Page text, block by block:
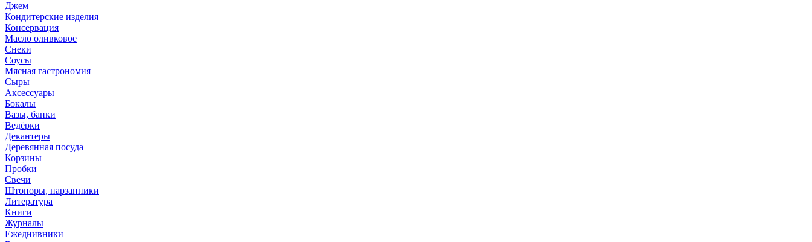
Джем
Кондитерские изделия
Консервация
Масло оливковое
Снеки
Соусы
Мясная гастрономия
Сыры
Аксессуары
Бокалы
Вазы, банки
Ведёрки
Декантеры
Деревянная посуда
Корзины
Пробки
Свечи
Штопоры, нарзанники
Литература
Книги
Журналы
Ежеднивники